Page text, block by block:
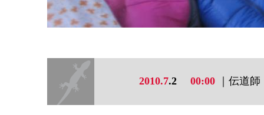
2010.7.2 00:00 ｜伝道師